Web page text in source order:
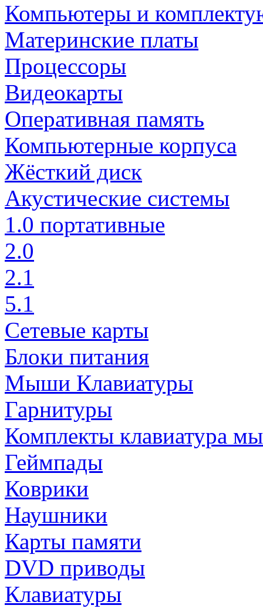
Компьютеры и
Материнские платы
Процессоры
Видеокарты
Оперативная память
Компьютерные корпуса
Жёсткий диск
Акустические системы
1.0 портативные
2.0
2.1
5.1
Сетевые карты
Блоки питания
Мыши Клавиатуры
Гарнитуры
Комплекты клавиатура
Геймпады
Коврики
Наушники
Карты памяти
DVD приводы
Клавиатуры